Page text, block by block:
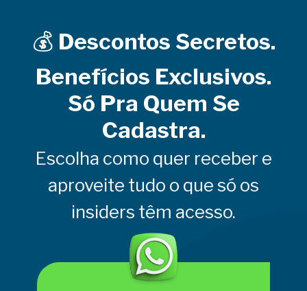
💰 Descontos Secretos.
Benefícios Exclusivos.
Só Pra Quem Se
Cadastra.
Escolha como quer receber e
aproveite tudo o que só os
insiders têm acesso.